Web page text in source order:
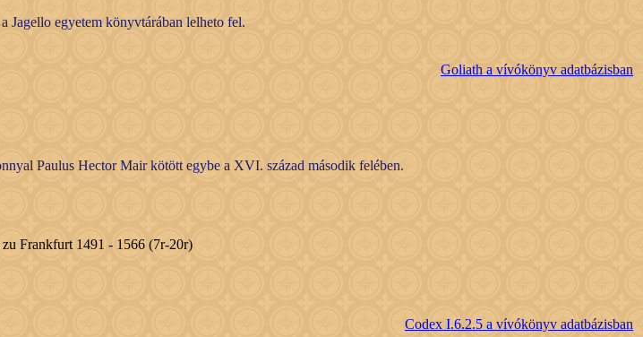
Jagello egyetem könyvtárában lelheto fel.
Goliath a vívókönyv adatbázisban
Paulus Hector Mair kötött egybe a XVI. század második felében.
Frankfurt 1491 - 1566 (7r-20r)
Codex I.6.2.5 a vívókönyv adatbázisban